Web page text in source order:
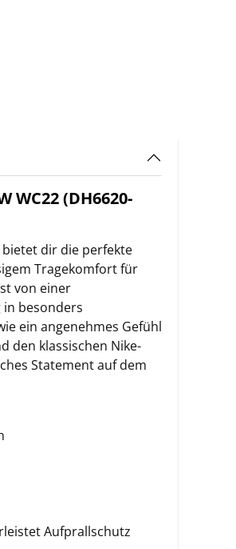
WC22 (DH6620-
bietet dir die perfekte
Tragekomfort für
von einer
besonders
ein angenehmes Gefühl
den klassischen Nike-
Statement auf dem
Aufprallschutz